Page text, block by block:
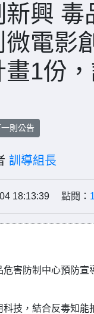
興 毒
電影
1份
則公告
訓導組長
18:13:39 點閱：
害防制中心預防宣
技，結合反毒知能